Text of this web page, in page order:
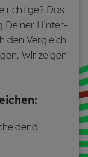
rich­ti­ge? Das
Dei­ner Hin­ter­
den Ver­gleich
Wir zei­gen